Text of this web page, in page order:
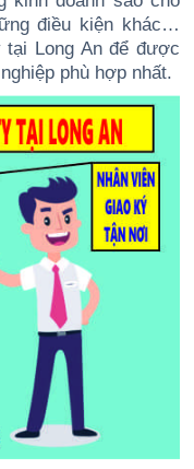
điều kiện khác…
tại Long An để được
phù hợp nhất.